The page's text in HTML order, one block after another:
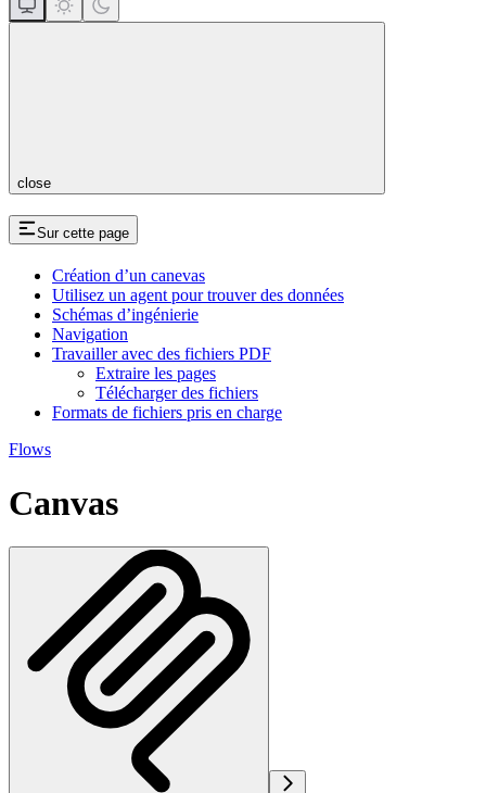
close
Sur cette page
Création d’un canevas
Utilisez un agent pour trouver des données
Schémas d’ingénierie
Navigation
Travailler avec des fichiers PDF
Extraire les pages
Télécharger des fichiers
Formats de fichiers pris en charge
Flows
Canvas